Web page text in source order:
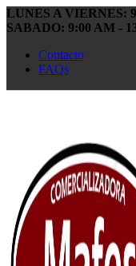
LUNES A VIERNES:
SABADO: 9:00 AM -
Contacto
FAQs